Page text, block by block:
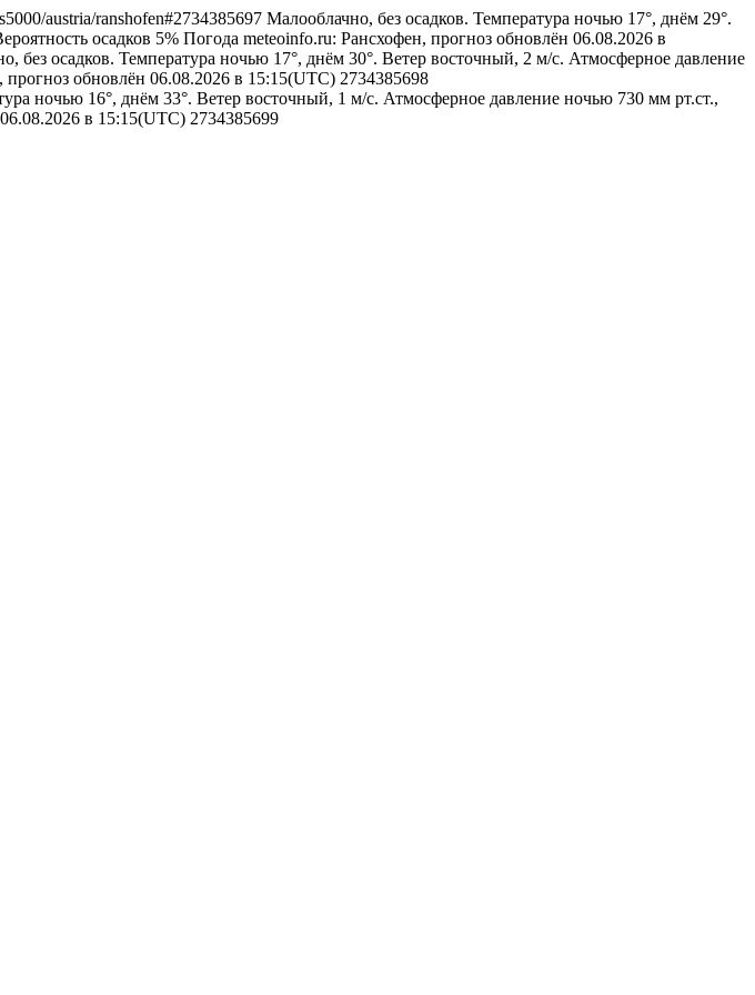
austria/ranshofen#2734385697 Малооблачно, без осадков. Температура ночью 17°, днём 29°.
осадков 5% Погода meteoinfo.ru: Рансхофен, прогноз обновлён 06.08.2026 в
без осадков. Температура ночью 17°, днём 30°. Ветер восточный, 2 м/с. Атмосферное давление
прогноз обновлён 06.08.2026 в 15:15(UTC) 2734385698
ночью 16°, днём 33°. Ветер восточный, 1 м/с. Атмосферное давление ночью 730 мм рт.ст.,
в 15:15(UTC) 2734385699